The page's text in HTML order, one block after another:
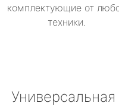
комплектующие от
техники.